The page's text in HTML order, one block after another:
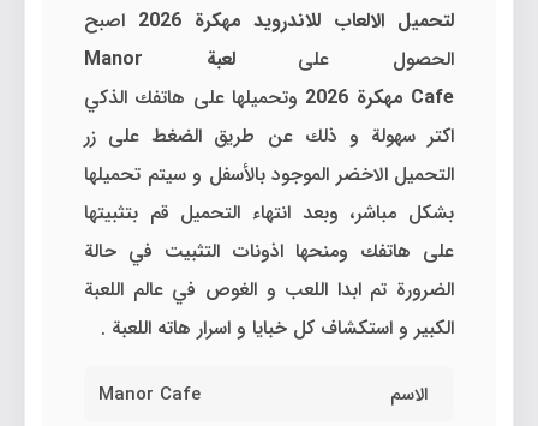
لتحميل الالعاب للاندرويد مهكرة 2026
اصبح
الحصول على
لعبة Manor
Cafe مهكرة 2026 وتحميلها على هاتفك الذكي
اكتر سهولة و ذلك عن طريق الضغط على زر
التحميل الاخضر الموجود بالأسفل و سيتم تحميلها
بشكل مباشر، وبعد انتهاء التحميل قم بتثبيتها
على هاتفك ومنحها اذونات التثبيت في حالة
الضرورة تم ابدا اللعب و الغوص في عالم اللعبة
الكبير و استكشاف كل خبايا و اسرار هاته اللعبة .
الاسم Manor Cafe